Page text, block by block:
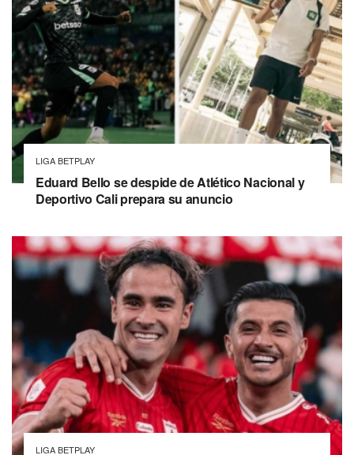
LIGA BETPLAY
Eduard Bello se despide de Atlético Nacional y
Deportivo Cali prepara su anuncio
LIGA BETPLAY